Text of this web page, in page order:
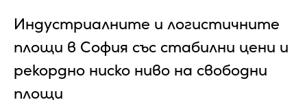
Индустриалните и логистичните
площи в София със стабилни цени и
рекордно ниско ниво на свободни
площи